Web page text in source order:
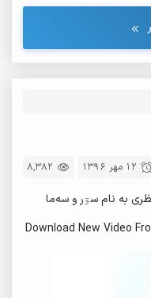
8,382 12 مهر 1396
به نام سۊر و سه‌ما
Download New Video